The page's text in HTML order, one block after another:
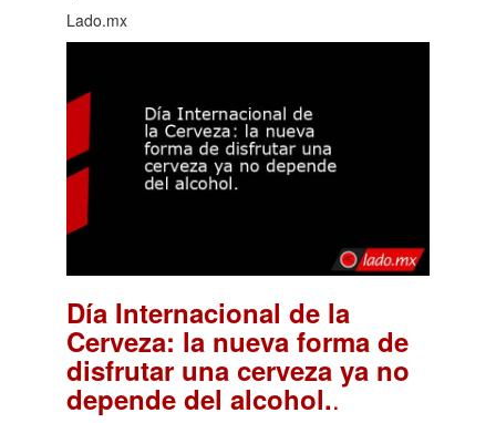
Lado.mx
Día Internacional de la
Cerveza: la nueva forma de
disfrutar una cerveza ya no
depende del alcohol..